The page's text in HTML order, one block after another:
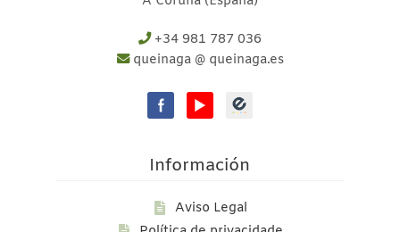
+34 981 787 036
queinaga @ queinaga.es
Información
Aviso Legal